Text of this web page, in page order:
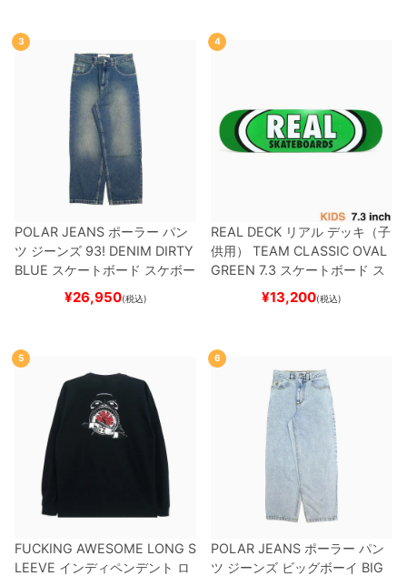
3
POLAR JEANS ポーラー パン
ツ ジーンズ 93! DENIM DIRTY
BLUE スケートボード スケボー
¥26,950(税込)
4
REAL DECK リアル デッキ（子
供用）
TEAM CLASSIC OVAL
GREEN 7.3 スケートボード ス
¥13,200(税込)
5
FUCKING AWESOME LONG S
LEEVE インディペンデント ロ
6
POLAR JEANS ポーラー パン
ツ ジーンズ ビッグボーイ BIG